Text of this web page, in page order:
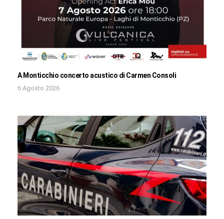
A Monticchio concerto acustico di Carmen Consoli
6 Agosto 2026